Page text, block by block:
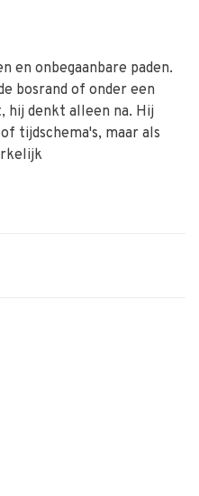
en onbegaanbare paden.
bosrand of onder een
hij denkt alleen na. Hij
tijdschema's, maar als